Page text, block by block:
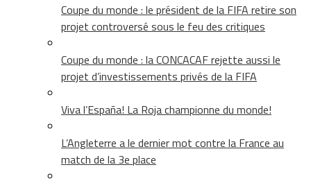
Coupe du monde : le président de la FIFA retire son
projet controversé sous le feu des critiques
Coupe du monde : la CONCACAF rejette aussi le
projet d’investissements privés de la FIFA
Viva l’España! La Roja championne du monde!
L’Angleterre a le dernier mot contre la France au
match de la 3e place